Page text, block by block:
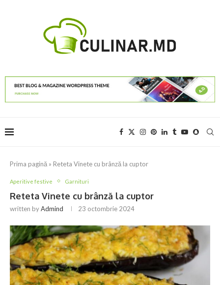
Prima pagină » Reteta Vinete cu brânză la cuptor
Aperitive festive Garnituri
Reteta Vinete cu brânză la cuptor
written byAdmind 23 octombrie 2024